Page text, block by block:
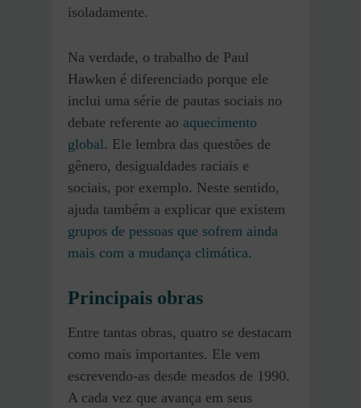
isoladamente.
Na verdade, o trabalho de Paul
Hawken é diferenciado porque ele
inclui uma série de pautas sociais no
debate referente ao aquecimento
global. Ele lembra das questões de
gênero, desigualdades raciais e
sociais, por exemplo. Neste sentido,
ajuda também a explicar que existem
grupos de pessoas que sofrem ainda
mais com a mudança climática.
Principais obras
Entre tantas obras, quatro se destacam
como mais importantes. Ele vem
escrevendo-as desde meados de 1990.
A cada vez que avança em seus